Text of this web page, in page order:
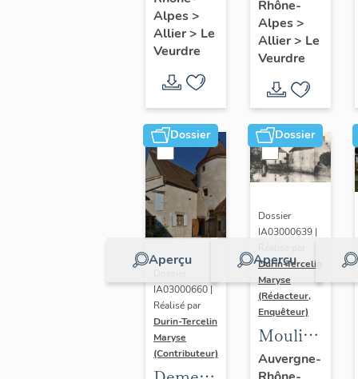
Alpes>
Allier> Le
Veurdre
maison,
café,
magasin
de
commerce
Rhône-
Alpes>
Allier> Le
Veurdre
Dossier
Aperçu
IA03000660 |
Réalisé par
Durin-Tercelin
Maryse
(Contributeur)
Dossier
Aperçu
Dossier
IA03000639 |
Durin-Tercelin
Maryse
(Rédacteur,
Enquêteur)
Moulin
Bonin
Auvergne-